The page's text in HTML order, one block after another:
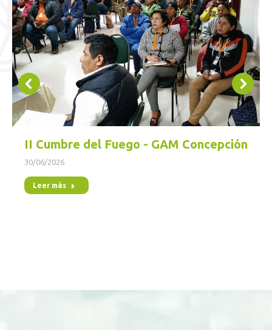
II Cumbre del Fuego - GAM Concepción
30/06/2026
Leer más